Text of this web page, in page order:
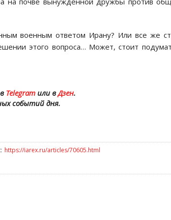
военным ответом Ирану? Или все же
этого вопроса… Может, стоит
Telegramили вДзен.
событий дня.
https://iarex.ru/articles/70605.html